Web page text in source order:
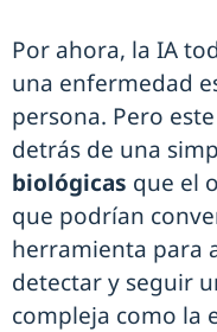
Por ahora, la IA
una enfermedad
persona. Pero
detrás de una
biológicas que el
que podrían
herramienta para
detectar y seguir
compleja como la